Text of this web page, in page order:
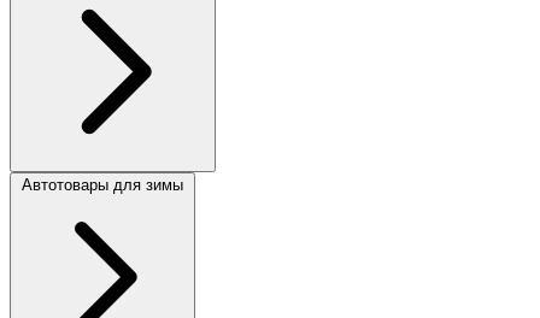
Автотовары для зимы